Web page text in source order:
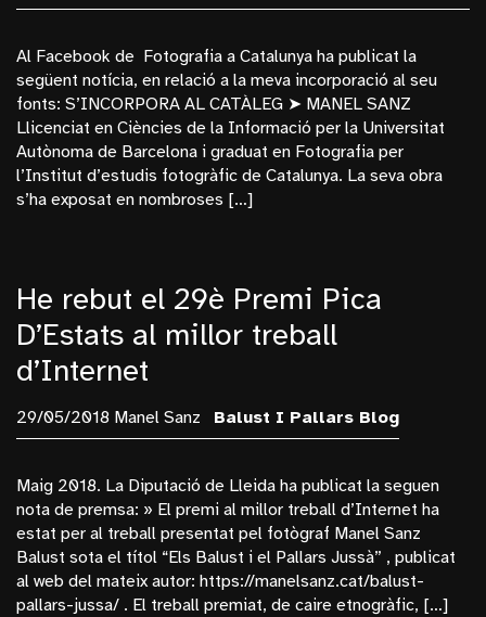
Al Facebook de Fotografia a Catalunya ha publicat la
següent notícia, en relació a la meva incorporació al seu
fonts: S’INCORPORA AL CATÀLEG ➤ MANEL SANZ
Llicenciat en Ciències de la Informació per la Universitat
Autònoma de Barcelona i graduat en Fotografia per
l’Institut d’estudis fotogràfic de Catalunya. La seva obra
s’ha exposat en nombroses […]
He rebut el 29è Premi Pica
D’Estats al millor treball
d’Internet
29/05/2018 Manel Sanz Balust I Pallars Blog
Maig 2018. La Diputació de Lleida ha publicat la seguen
nota de premsa: » El premi al millor treball d’Internet ha
estat per al treball presentat pel fotògraf Manel Sanz
Balust sota el títol “Els Balust i el Pallars Jussà” , publicat
al web del mateix autor: https://manelsanz.cat/balust-
pallars-jussa/ . El treball premiat, de caire etnogràfic, […]